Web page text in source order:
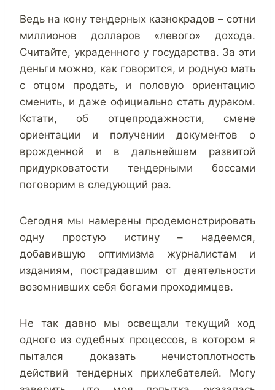
Ведь на кону тендерных казнокрадов – сотни
миллионов долларов «левого» дохода.
Считайте, украденного у государства. За эти
деньги можно, как говорится, и родную мать
с отцом продать, и половую ориентацию
сменить, и даже официально стать дураком.
Кстати, об отцепродажности, смене
ориентации и получении документов о
врожденной и в дальнейшем развитой
придурковатости тендерными боссами
поговорим в следующий раз.
Сегодня мы намерены продемонстрировать
одну простую истину – надеемся,
добавившую оптимизма журналистам и
изданиям, пострадавшим от деятельности
возомнивших себя богами проходимцев.
Не так давно мы освещали текущий ход
одного из судебных процессов, в котором я
пытался доказать нечистоплотность
действий тендерных прихлебателей. Могу